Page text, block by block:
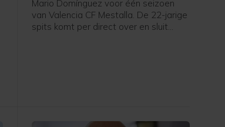
Mario Domínguez voor één seizoen
van Valencia CF Mestalla. De 22-jarige
spits komt per direct over en sluit